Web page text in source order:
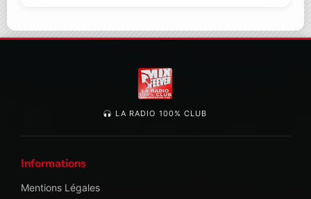
LA RADIO 100% CLUB
Informations
Mentions Légales